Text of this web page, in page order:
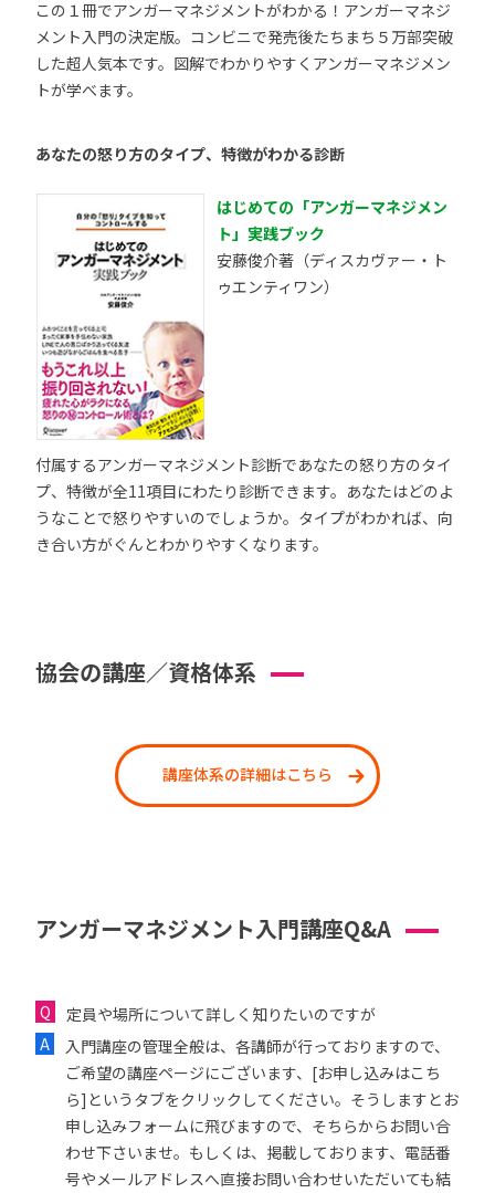
この１冊でアンガーマネジメントがわかる！アンガーマネジ
メント入門の決定版。コンビニで発売後たちまち５万部突破
した超人気本です。図解でわかりやすくアンガーマネジメン
トが学べます。
あなたの怒り方のタイプ、特徴がわかる診断
はじめての「アンガーマネジメン
ト」実践ブック
安藤俊介著（ディスカヴァー・ト
ゥエンティワン）
付属するアンガーマネジメント診断であなたの怒り方のタイ
プ、特徴が全11項目にわたり診断できます。あなたはどのよ
うなことで怒りやすいのでしょうか。タイプがわかれば、向
き合い方がぐんとわかりやすくなります。
協会の講座／資格体系
講座体系の詳細はこちら
アンガーマネジメント入門講座Q&A
定員や場所について詳しく知りたいのですが
入門講座の管理全般は、各講師が行っておりますので、
ご希望の講座ページにございます、[お申し込みはこち
ら]というタブをクリックしてください。そうしますとお
申し込みフォームに飛びますので、そちらからお問い合
わせ下さいませ。もしくは、掲載しております、電話番
号やメールアドレスへ直接お問い合わせいただいても結